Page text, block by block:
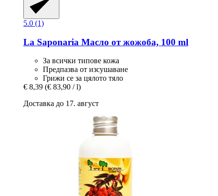
5.0 (1)
La Saponaria Масло от жожоба, 100 ml
За всички типове кожа
Предпазва от изсушаване
Грижи се за цялото тяло
€ 8,39 (€ 83,90 / l)
Доставка до 17. август